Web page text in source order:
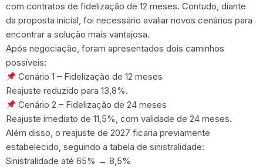
com contratos de fidelização de 12 meses. Contudo, diante
da proposta inicial, foi necessário avaliar novos cenários para
encontrar a solução mais vantajosa.
Após negociação, foram apresentados dois caminhos
possíveis:
Cenário 1 – Fidelização de 12 meses
Reajuste reduzido para 13,8%.
Cenário 2 – Fidelização de 24 meses
Reajuste imediato de 11,5%, com validade de 24 meses.
Além disso, o reajuste de 2027 ficaria previamente
estabelecido, seguindo a tabela de sinistralidade:
Sinistralidade até 65% → 8,5%